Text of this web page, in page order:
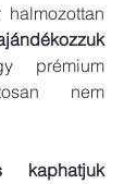
prémium
nem